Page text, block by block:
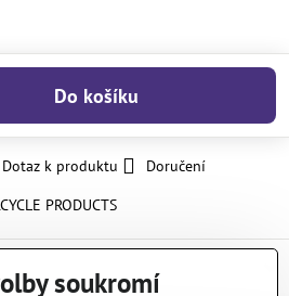
Do košíku
Dotaz k produktu
Doručení
PRODUCTS
soukromí